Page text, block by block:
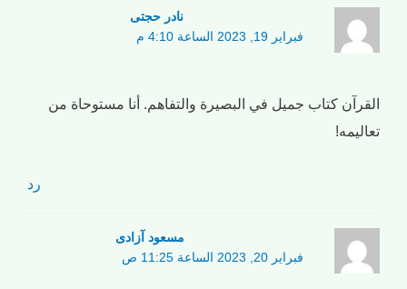
نادر حجتی
فبراير 19, 2023 الساعة 4:10 م
القرآن كتاب جميل في البصيرة والتفاهم. أنا مستوحاة من
تعاليمه!
رد
مسعود آزادی
فبراير 20, 2023 الساعة 11:25 ص